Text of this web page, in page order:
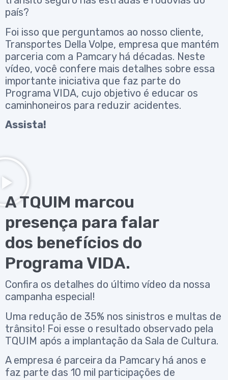
país?
Foi isso que perguntamos ao nosso cliente,
Transportes Della Volpe, empresa que mantém
parceria com a Pamcary há décadas. Neste
vídeo, você confere mais detalhes sobre essa
importante iniciativa que faz parte do
Programa VIDA, cujo objetivo é educar os
caminhoneiros para reduzir acidentes.
Assista!
A TQUIM marcou
presença para falar
dos benefícios do
Programa VIDA.
Confira os detalhes do último vídeo da nossa
campanha especial!
Uma redução de 35% nos sinistros e multas de
trânsito! Foi esse o resultado observado pela
TQUIM após a implantação da Sala de Cultura.
A empresa é parceira da Pamcary há anos e
faz parte das 10 mil participações de